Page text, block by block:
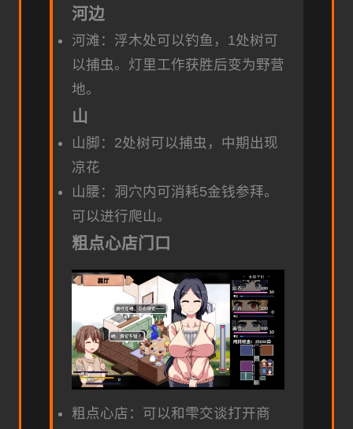
河边
河滩：浮木处可以钓鱼，1处树可
以捕虫。灯里工作获胜后变为野营
地。
山
山脚：2处树可以捕虫，中期出现
凉花
山腰：洞穴内可消耗5金钱参拜。
可以进行爬山。
粗点心店门口
粗点心店：可以和雫交谈打开商